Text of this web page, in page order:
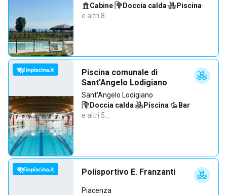
Cabine· Doccia calda· Piscina·
e altri 8…
Piscina comunale di
Sant'Angelo Lodigiano
Sant'Angelo Lodigiano
Doccia calda· Piscina· Bar·
e altri 5…
Polisportivo E. Franzanti
Piacenza